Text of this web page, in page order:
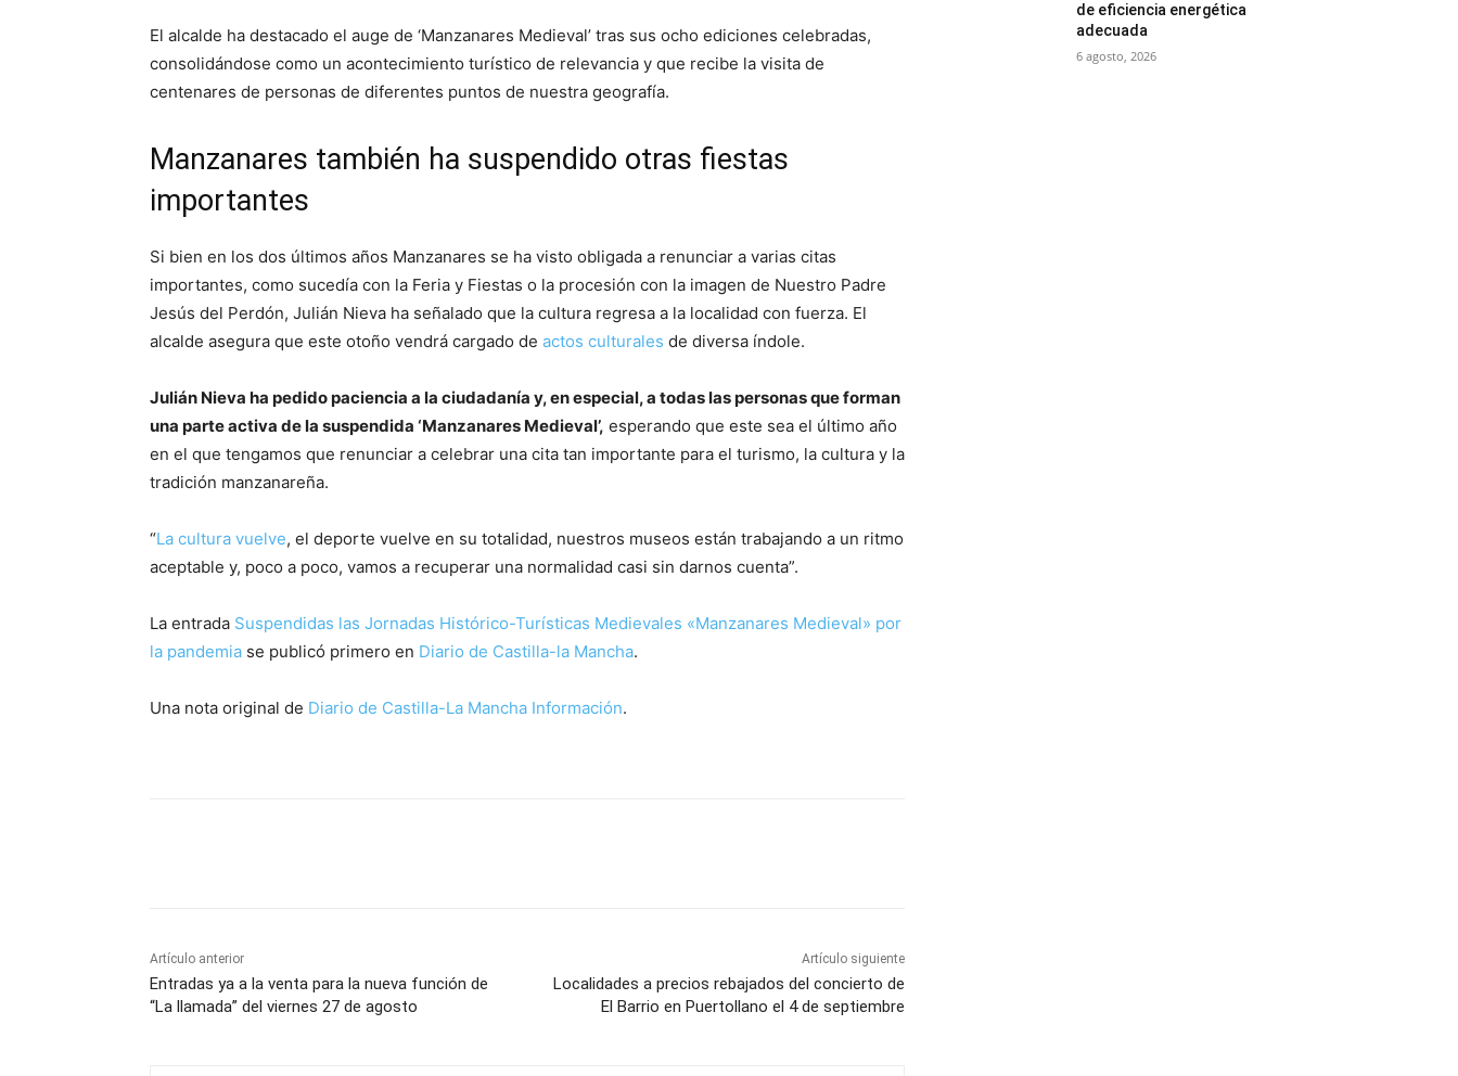
El alcalde ha destacado el auge de ‘Manzanares Medieval’ tras sus ocho ediciones celebradas,
consolidándose como un acontecimiento turístico de relevancia y que recibe la visita de
centenares de personas de diferentes puntos de nuestra geografía.
Manzanares también ha suspendido otras fiestas
importantes
Si bien en los dos últimos años Manzanares se ha visto obligada a renunciar a varias citas
importantes, como sucedía con la Feria y Fiestas o la procesión con la imagen de Nuestro Padre
Jesús del Perdón, Julián Nieva ha señalado que la cultura regresa a la localidad con fuerza. El
alcalde asegura que este otoño vendrá cargado de actos culturales de diversa índole.
Julián Nieva ha pedido paciencia a la ciudadanía y, en especial, a todas las personas que forman
una parte activa de la suspendida ‘Manzanares Medieval’, esperando que este sea el último año
en el que tengamos que renunciar a celebrar una cita tan importante para el turismo, la cultura y la
tradición manzanareña.
“La cultura vuelve, el deporte vuelve en su totalidad, nuestros museos están trabajando a un ritmo
aceptable y, poco a poco, vamos a recuperar una normalidad casi sin darnos cuenta”.
La entrada Suspendidas las Jornadas Histórico-Turísticas Medievales «Manzanares Medieval» por
la pandemia se publicó primero en Diario de Castilla-la Mancha.
Una nota original de Diario de Castilla-La Mancha Información.
Artículo anterior
Entradas ya a la venta para la nueva función de
“La llamada” del viernes 27 de agosto
Artículo siguiente
Localidades a precios rebajados del concierto de
El Barrio en Puertollano el 4 de septiembre
de eficiencia energética
adecuada
6 agosto, 2026